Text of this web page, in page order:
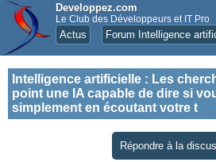
Developpez.com
Le Club des Développeurs et IT Pro
Actus Forum Intelligence
Intelligence artificielle : Les
point une IA capable de dire si
simplement en écoutant votre t
Répondre à la